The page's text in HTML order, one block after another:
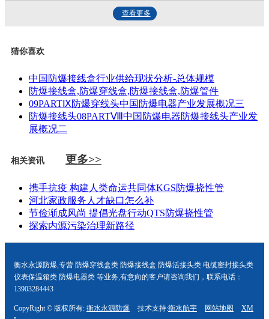
查看更多
猜你喜欢
中国防爆接线盒行业供给现状分析-总体规模
防爆接线盒,防爆穿线盒,防爆接线盒,防爆管件
09PARTⅨ防爆穿线头​中国防爆电器产业发展概况三
防爆接线头08PARTⅧ中国防爆电器防爆接线头产业发
展概况二
相关资讯 更多>>
携手抗疫 构建人类命运共同体KGS防爆挠性管
河北家政服务人才缺口怎么补
节俭渐成风尚 提倡光盘行动QTS防爆挠性管
探索内源污染治理新路径
衡水永源防爆,专营 防爆穿线盒类 防爆接线盒 防爆活接头类 电缆密封接头类
仪表保温箱类 防爆电器类 等业务,有意向的客户请咨询我们，联系电话：
13903284443
CopyRight © 版权所有: 衡水永源防爆 技术支持:衡水航宇 网站地图
XM